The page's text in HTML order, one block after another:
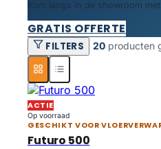
Kom langs in de showroom
GRATIS OFFERTE
FILTERS 20 producten
Producten
ACTIE
Op voorraad
GESCHIKT VOOR
Futuro 500